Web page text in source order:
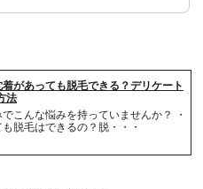
があっても脱毛できる？デリケート
法
こんな悩みを持っていませんか？ ・
脱毛はできるの？脱・・・